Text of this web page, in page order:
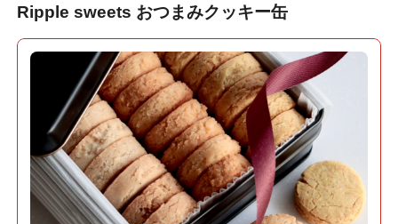
Ripple sweets おつまみクッキー缶